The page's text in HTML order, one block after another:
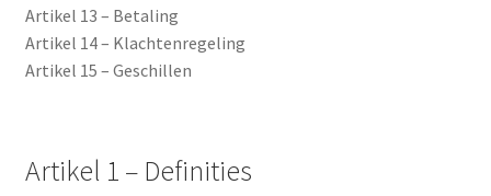
LEVERBELEID, VERZENDKOSTEN & RETOURBELEID
Artikel 13 – Betaling
Artikel 14 – Klachtenregeling
Artikel 15 – Geschillen
Artikel 1 – Definities